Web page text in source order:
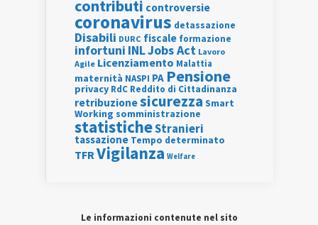
contributi controversie
coronavirus detassazione
Disabili DURC fiscale formazione
infortuni INLJobs Act Lavoro
Agile Licenziamento Malattia
maternità NASPI PA Pensione
privacy RdC Reddito di Cittadinanza
retribuzionesicurezza Smart
Working somministrazione
statisticheStranieri
tassazione Tempo determinato
TFRVigilanza Welfare
Le informazioni contenute nel sito